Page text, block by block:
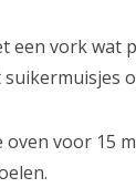
een vork wat
oven voor 15